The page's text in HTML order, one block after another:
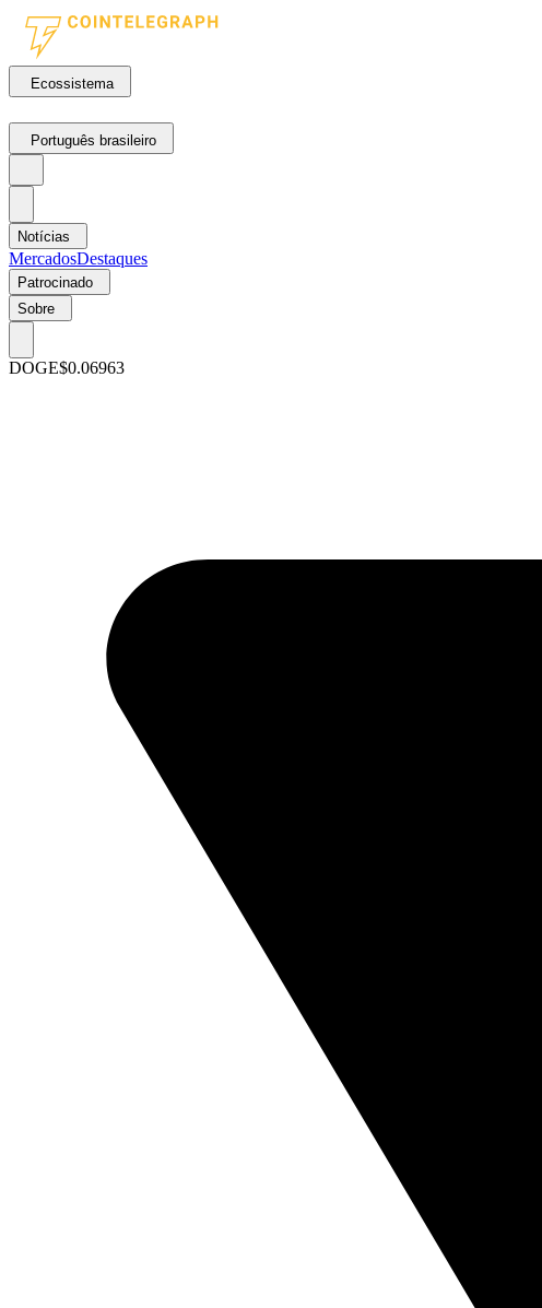
Ecossistema
Português brasileiro
Notícias
MercadosDestaques
Patrocinado
Sobre
DOGE$0.06963